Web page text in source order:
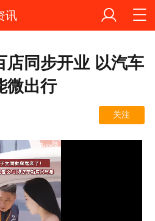
讯
店同步开业 以汽车
微出行
关注